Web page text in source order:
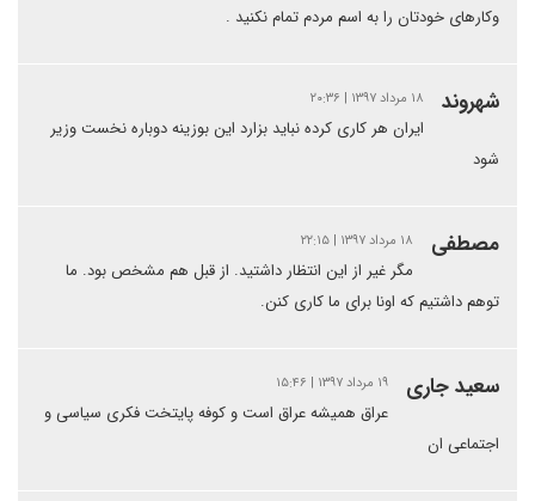
وکارهای خودتان را به اسم مردم تمام نکنید .
شهروند ۱۸ مرداد ۱۳۹۷ | ۲۰:۳۶
ایران هر کاری کرده نباید بزارد این بوزینه دوباره نخست وزیر
شود
مصطفی ۱۸ مرداد ۱۳۹۷ | ۲۲:۱۵
مگر غیر از این انتظار داشتید. از قبل هم مشخص بود. ما
توهم داشتیم که اونا برای ما کاری کنن.
سعید جاری ۱۹ مرداد ۱۳۹۷ | ۱۵:۴۶
عراق همیشه عراق است و کوفه پایتخت فکری سیاسی و
اجتماعی ان